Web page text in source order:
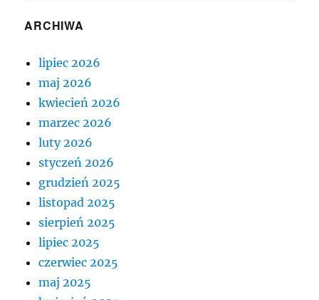
ARCHIWA
lipiec 2026
maj 2026
kwiecień 2026
marzec 2026
luty 2026
styczeń 2026
grudzień 2025
listopad 2025
sierpień 2025
lipiec 2025
czerwiec 2025
maj 2025